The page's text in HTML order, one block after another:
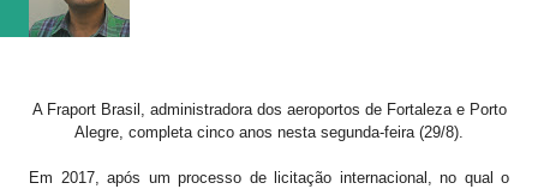
Neste momento, figura na terceira posição com 18 pont...
A Fraport Brasil, administradora dos aeroportos de Fortaleza e Porto
Alegre, completa cinco anos nesta segunda-feira (29/8).
Em 2017, após um processo de licitação internacional, no qual o